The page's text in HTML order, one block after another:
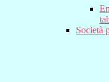
Società